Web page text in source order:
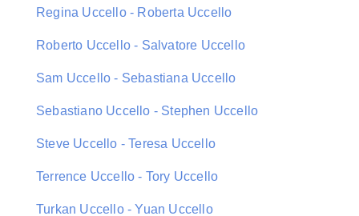
Regina Uccello - Roberta Uccello
Roberto Uccello - Salvatore Uccello
Sam Uccello - Sebastiana Uccello
Sebastiano Uccello - Stephen Uccello
Steve Uccello - Teresa Uccello
Terrence Uccello - Tory Uccello
Turkan Uccello - Yuan Uccello